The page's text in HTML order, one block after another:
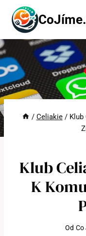
Přeskočit
obsah
/ Celiakie /
Klub
K
Od Co